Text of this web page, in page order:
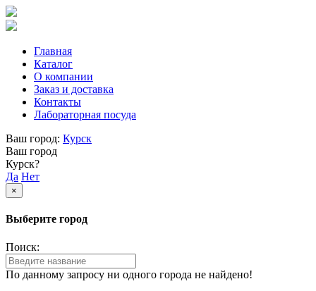
Главная
Каталог
О компании
Заказ и доставка
Контакты
Лабораторная посуда
Ваш город: Курск
Ваш город
Курск?
Да Нет
×
Выберите город
Поиск:
По данному запросу ни одного города не найдено!